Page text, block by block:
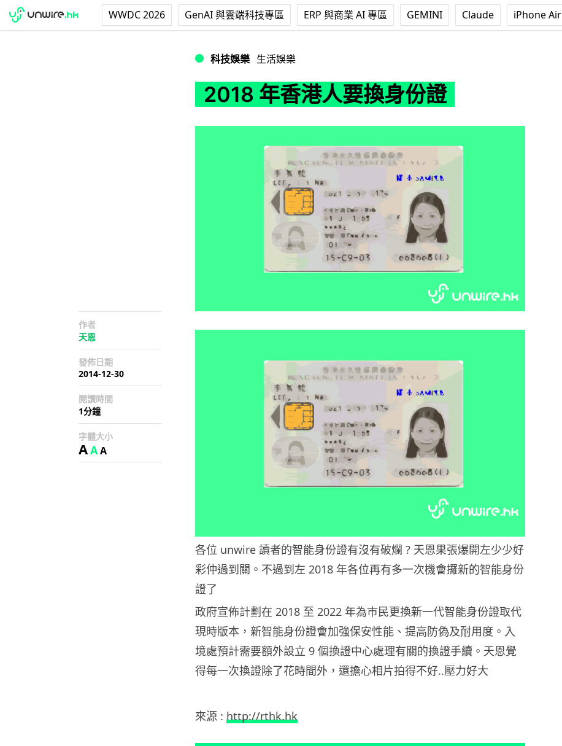
WWDC 2026 GenAI 與雲端科技專區 ERP 與商業 AI 專區 GEMINI Claude iPhone Air
科技娛樂 生活娛樂
2018 年香港人要換身份證
作者
天恩
發佈日期
2014-12-30
閱讀時間
1分鐘
字體大小
AAA
各位 unwire 讀者的智能身份證有沒有破爛 ? 天恩果張爆開左少少好
彩仲過到關。不過到左 2018 年各位再有多一次機會攞新的智能身份
證了
政府宣佈計劃在 2018 至 2022 年為巿民更換新一代智能身份證取代
現時版本，新智能身份證會加強保安性能、提高防偽及耐用度。入
境處預計需要額外設立 9 個換證中心處理有關的換證手續。天恩覺
得每一次換證除了花時間外，還擔心相片拍得不好..壓力好大
來源 : http://rthk.hk